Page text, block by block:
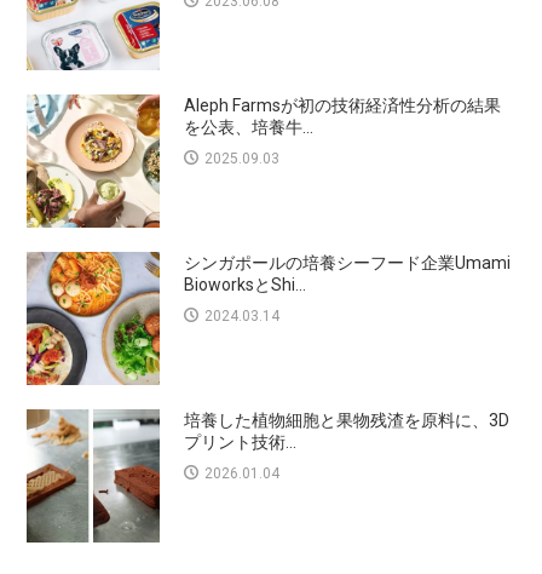
Aleph Farmsが初の技術経済性分析の結果
を公表、培養牛...
2025.09.03
シンガポールの培養シーフード企業Umami
BioworksとShi...
2024.03.14
培養した植物細胞と果物残渣を原料に、3D
プリント技術...
2026.01.04